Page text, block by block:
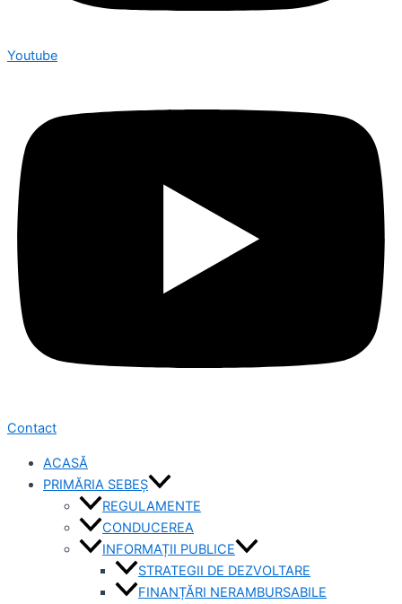
Youtube
Contact
ACASĂ
PRIMĂRIA SEBEȘ
REGULAMENTE
CONDUCEREA
INFORMAȚII PUBLICE
STRATEGII DE DEZVOLTARE
FINANȚĂRI NERAMBURSABILE